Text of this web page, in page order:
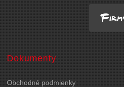
Dokumenty
Obchodné podmienky